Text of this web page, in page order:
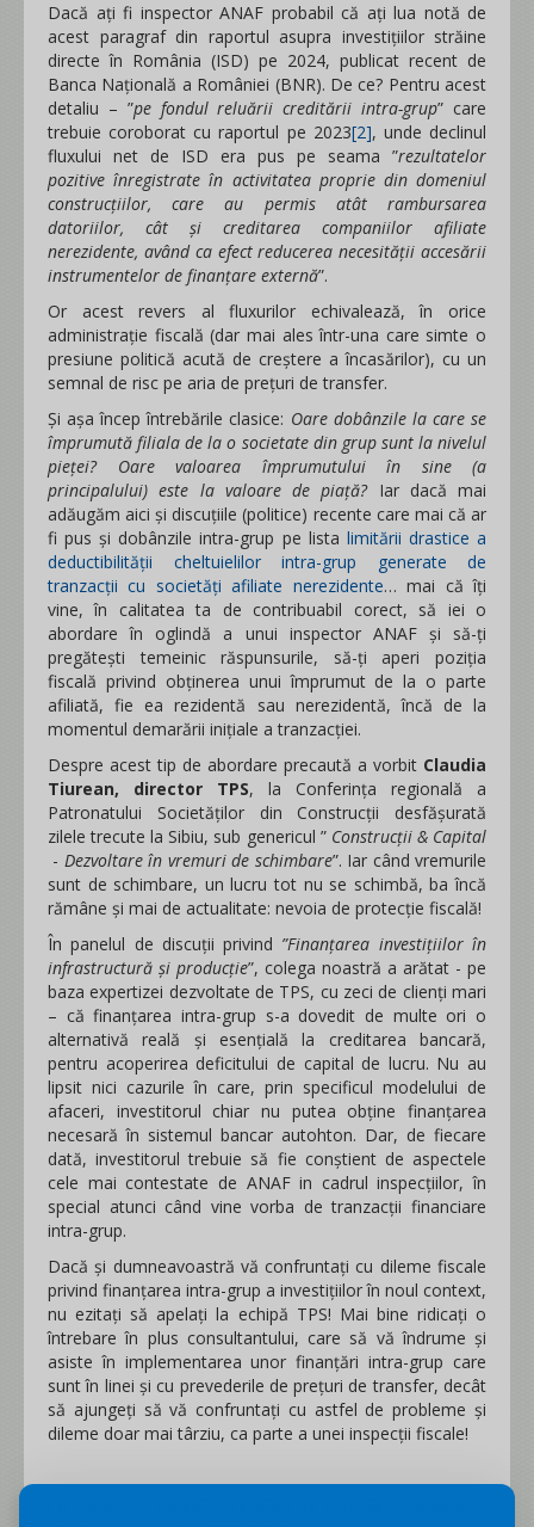
Dacă ați fi inspector ANAF probabil că ați lua notă de
acest paragraf din raportul asupra investițiilor străine
directe în România (ISD) pe 2024, publicat recent de
Banca Națională a României (BNR). De ce? Pentru acest
detaliu – ”pe fondul reluării creditării intra-grup” care
trebuie coroborat cu raportul pe 2023[2], unde declinul
fluxului net de ISD era pus pe seama ”rezultatelor
pozitive înregistrate în activitatea proprie din domeniul
construcțiilor, care au permis atât rambursarea
datoriilor, cât și creditarea companiilor afiliate
nerezidente, având ca efect reducerea necesității accesării
instrumentelor de finanțare externă”.
Or acest revers al fluxurilor echivalează, în orice
administrație fiscală (dar mai ales într-una care simte o
presiune politică acută de creștere a încasărilor), cu un
semnal de risc pe aria de prețuri de transfer.
Și așa încep întrebările clasice: Oare dobânzile la care se
împrumută filiala de la o societate din grup sunt la nivelul
pieței? Oare valoarea împrumutului în sine (a
principalului) este la valoare de piață?Iar dacă mai
adăugăm aici și discuțiile (politice) recente care mai că ar
fi pus și dobânzile intra-grup pe lista limitării drastice a
deductibilității cheltuielilor intra-grup generate de
tranzacții cu societăți afiliate nerezidente… mai că îți
vine, în calitatea ta de contribuabil corect, să iei o
abordare în oglindă a unui inspector ANAF și să-ți
pregătești temeinic răspunsurile, să-ți aperi poziția
fiscală privind obținerea unui împrumut de la o parte
afiliată, fie ea rezidentă sau nerezidentă, încă de la
momentul demarării inițiale a tranzacției.
Despre acest tip de abordare precaută a vorbit Claudia
Tiurean, director TPS, la Conferința regională a
Patronatului Societăților din Construcții desfășurată
zilele trecute la Sibiu, sub genericul ” Construcții & Capital
- Dezvoltare în vremuri de schimbare”. Iar când vremurile
sunt de schimbare, un lucru tot nu se schimbă, ba încă
rămâne și mai de actualitate: nevoia de protecție fiscală!
În panelul de discuții privind ”Finanțarea investițiilor în
infrastructură și producție”, colega noastră a arătat - pe
baza expertizei dezvoltate de TPS, cu zeci de clienți mari
– că finanțarea intra-grup s-a dovedit de multe ori o
alternativă reală și esențială la creditarea bancară,
pentru acoperirea deficitului de capital de lucru. Nu au
lipsit nici cazurile în care, prin specificul modelului de
afaceri, investitorul chiar nu putea obține finanțarea
necesară în sistemul bancar autohton. Dar, de fiecare
dată, investitorul trebuie să fie conștient de aspectele
cele mai contestate de ANAF in cadrul inspecțiilor, în
special atunci când vine vorba de tranzacții financiare
intra-grup.
Dacă și dumneavoastră vă confruntați cu dileme fiscale
privind finanțarea intra-grup a investițiilor în noul context,
nu ezitați să apelați la echipă TPS! Mai bine ridicați o
întrebare în plus consultantului, care să vă îndrume și
asiste în implementarea unor finanțări intra-grup care
sunt în linei și cu prevederile de prețuri de transfer, decât
să ajungeți să vă confruntați cu astfel de probleme și
dileme doar mai târziu, ca parte a unei inspecții fiscale!